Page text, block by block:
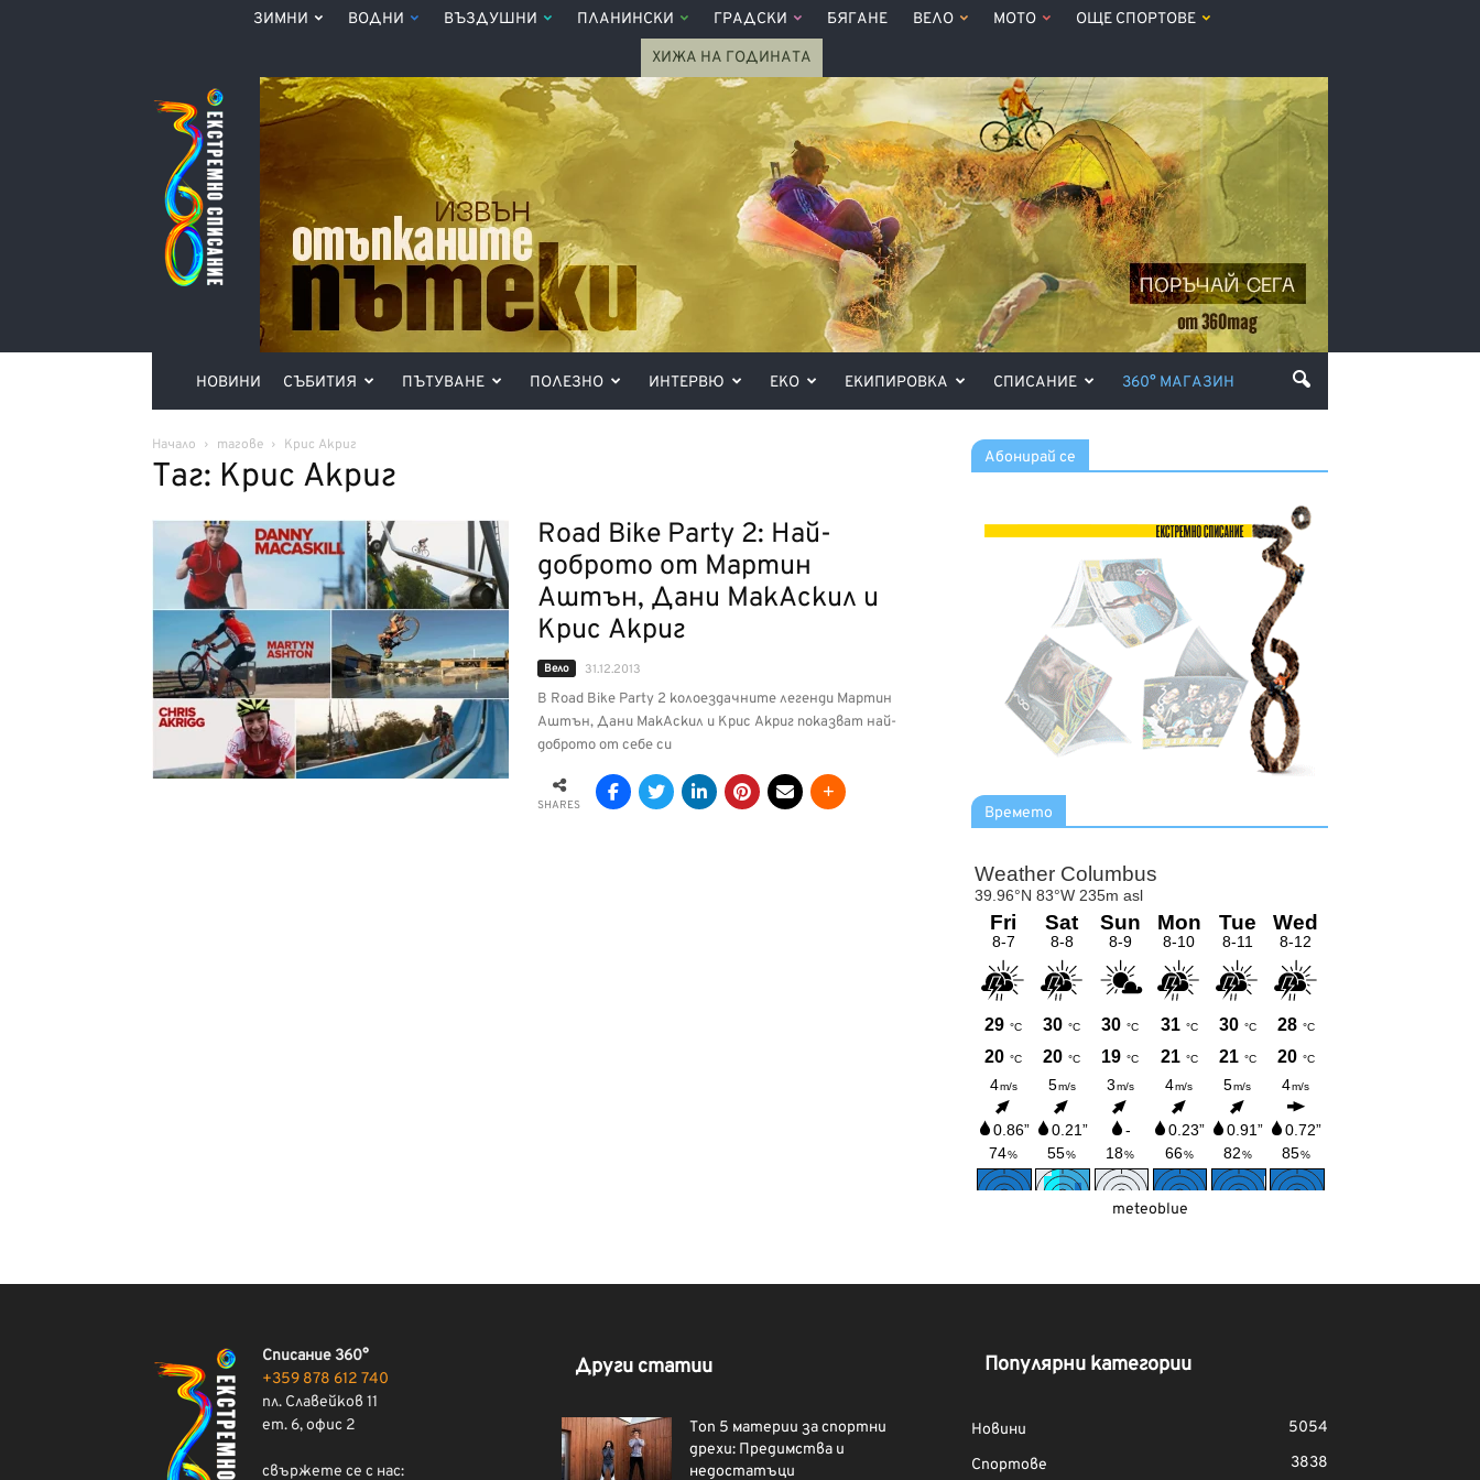
ЗИМНИ ВОДНИ ВЪЗДУШНИ ПЛАНИНСКИ ГРАДСКИ БЯГАНЕ ВЕЛО МОТО ОЩЕ СПОРТОВЕ
ХИЖА НА ГОДИНАТА
Списание
360°
НОВИНИ СЪБИТИЯ ПЪТУВАНЕ ПОЛЕЗНО ИНТЕРВЮ ЕКО ЕКИПИРОВКА СПИСАНИЕ 360° МАГАЗИН
Начало тагове Крис Акриг
Таг: Крис Акриг
Road Bike Party 2: Най-
доброто от Мартин
Аштън, Дани МакАскил и
Крис Акриг
Вело 31.12.2013
В Road Bike Party 2 колоездачните легенди Мартин
Аштън, Дани МакАскил и Крис Акриг показват най-
доброто от себе си
SHARES
Абонирай се
Времето
meteoblue
Списание 360°
+359 878 612 740
пл. Славейков 11
ет. 6, офис 2
свържете се с нас:
Други статии
Топ 5 материи за спортни
дрехи: Предимства и
недостатъци
Популярни категории
Новини
5054
Спортове
3838